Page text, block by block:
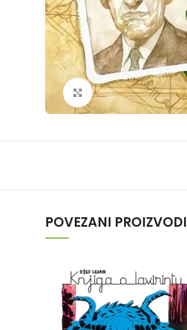
Klikni da povečaš
POVEZANI PROIZVODI